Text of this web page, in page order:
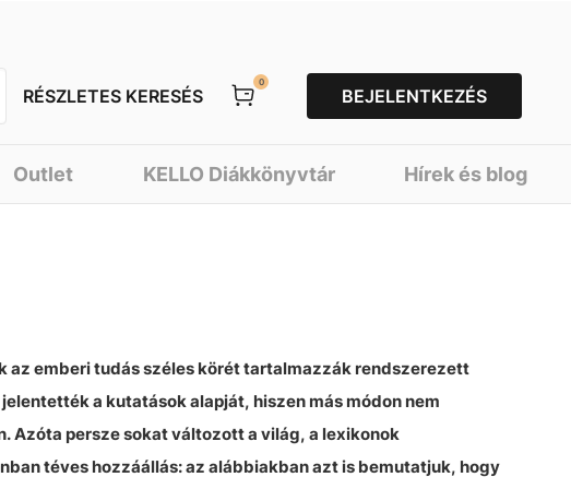
RÉSZLETES KERESÉS
0
BEJELENTKEZÉS
Outlet KELLO Diákkönyvtár Hírek és blog
az emberi tudás széles körét tartalmazzák rendszerezett
a kutatások alapját, hiszen más módon nem
Azóta persze sokat változott a világ, a lexikonok
téves hozzáállás: az alábbiakban azt is bemutatjuk, hogy